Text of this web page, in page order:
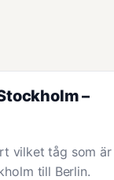
–
vilket tåg som är
till Berlin.